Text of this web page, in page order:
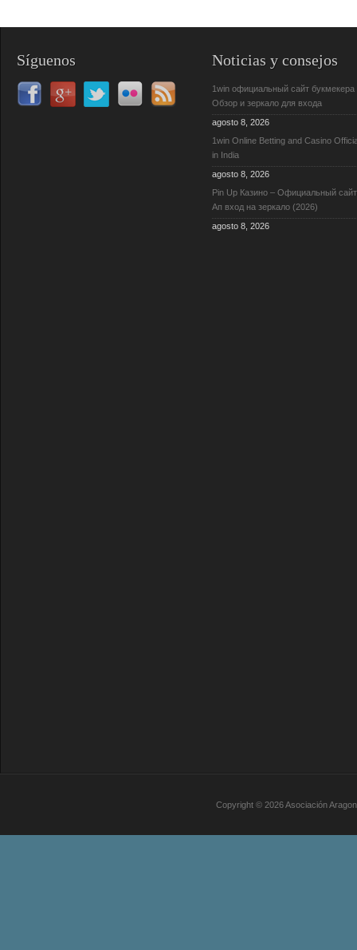
Síguenos Noticias y consejos
1win официальный сайт
Обзор и зеркало для входа
agosto 8, 2026
1win Online Betting and Casino
in India
agosto 8, 2026
Pin Up Казино – Официальный
Ап вход на зеркало (2026)
agosto 8, 2026
Copyright © 2026Asociación